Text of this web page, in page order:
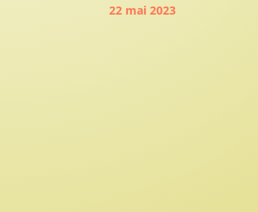
22 mai 2023